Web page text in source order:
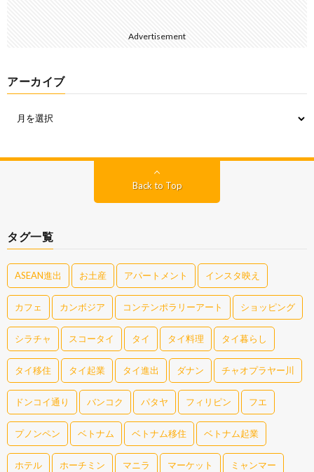
Advertisement
アーカイブ
Back to Top
タグ一覧
ASEAN進出 お土産 アパートメント インスタ映え
カフェ カンボジア コンテンポラリーアート ショッピング
シラチャ スコータイ タイ タイ料理 タイ暮らし
タイ移住 タイ起業 タイ進出 ダナン チャオプラヤー川
ドンコイ通り バンコク パタヤ フィリピン フエ
プノンペン ベトナム ベトナム移住 ベトナム起業
ホテル ホーチミン マニラ マーケット ミャンマー